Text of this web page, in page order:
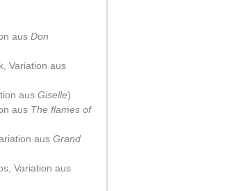
aus Don
Variation aus
aus Giselle)
aus The flames of
aus Grand
Variation aus